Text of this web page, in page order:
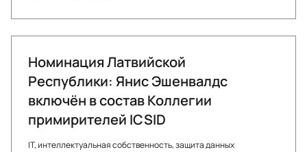
Номинация Латвийской
Республики: Янис Эшенвалдс
включён в состав Коллегии
примирителей ICSID
IT, интеллектуальная собственность, защита данных